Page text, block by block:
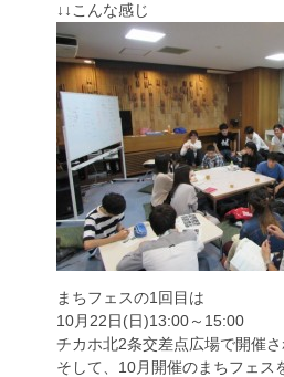
↓↓こんな感じ
まちフェスの1回目は
10月22日(日)13:00～15:00
チカホ北2条交差点広場で開催さ
そして、10月開催のまちフェス